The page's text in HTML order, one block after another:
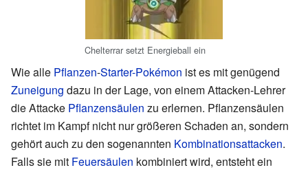
Chelterrar setzt Energieball ein
Wie alle Pflanzen-Starter-Pokémon ist es mit genügend
Zuneigung dazu in der Lage, von einem Attacken-Lehrer
die Attacke Pflanzensäulen zu erlernen. Pflanzensäulen
richtet im Kampf nicht nur größeren Schaden an, sondern
gehört auch zu den sogenannten Kombinationsattacken.
Falls sie mit Feuersäulen kombiniert wird, entsteht ein